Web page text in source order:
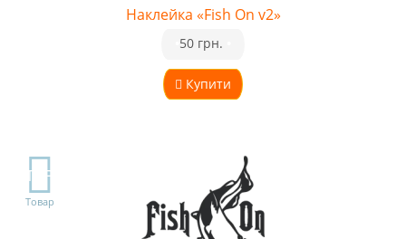
Наклейка «Fish On v2»
Купити
50 грн.
TOP
Товар